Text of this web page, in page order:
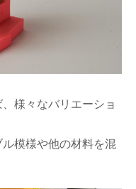
様々なバリエーショ
模様や他の材料を混